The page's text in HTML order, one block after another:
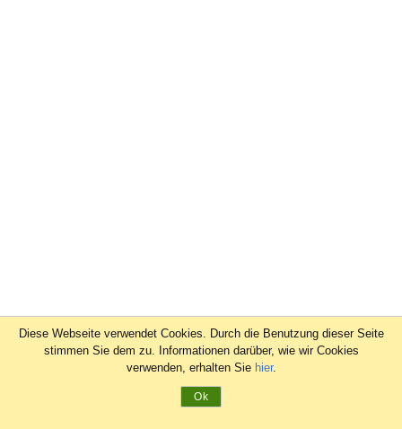
Diese Webseite verwendet Cookies. Durch die Benutzung dieser Seite
stimmen Sie dem zu. Informationen darüber, wie wir Cookies
verwenden, erhalten Sie hier.
Ok